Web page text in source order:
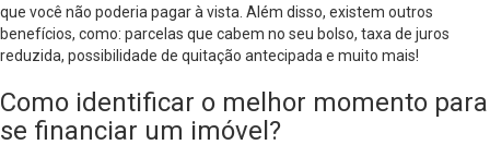
que você não poderia pagar à vista. Além disso, existem outros
benefícios, como: parcelas que cabem no seu bolso, taxa de juros
reduzida, possibilidade de quitação antecipada e muito mais!
Como identificar o melhor momento para
se financiar um imóvel?